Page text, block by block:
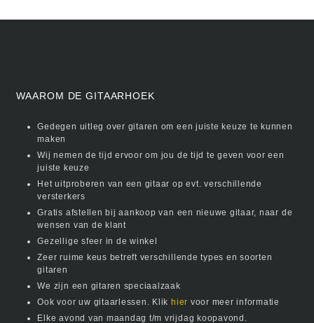
WAAROM DE GITAARHOEK
Gedegen uitleg over gitaren om een juiste keuze te kunnen
maken
Wij nemen de tijd ervoor om jou de tijd te geven voor een
juiste keuze
Het uitproberen van een gitaar op evt. verschillende
versterkers
Gratis afstellen bij aankoop van een nieuwe gitaar, naar de
wensen van de klant
Gezellige sfeer in de winkel
Zeer ruime keus betreft verschillende types en soorten
gitaren
We zijn een gitaren speciaalzaak
Ook voor uw gitaarlessen. Klik hier voor meer informatie
Elke avond van maandag t/m vrijdag koopavond.